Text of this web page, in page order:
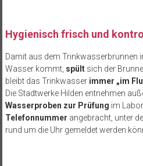
Hygienisch frisch und
Damit aus dem Trinkwasserbrunnen
Wasser kommt, spültsich der
bleibt das Trinkwasser immer „im
Die Stadtwerke Hilden entnehmen
Wasserproben zur Prüfung im
Telefonnummer angebracht, unter
rund um die Uhr gemeldet werden